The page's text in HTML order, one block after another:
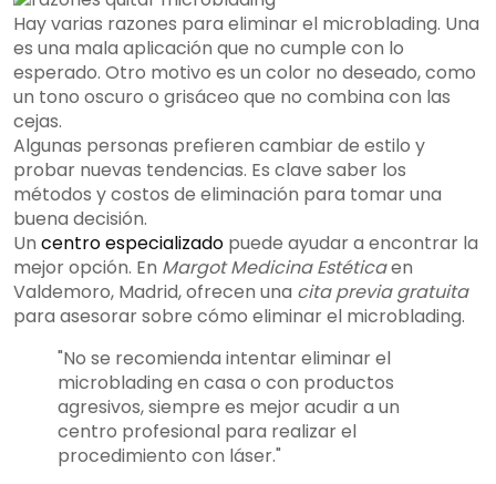
Hay varias razones para eliminar el microblading. Una
es una mala aplicación que no cumple con lo
esperado. Otro motivo es un color no deseado, como
un tono oscuro o grisáceo que no combina con las
cejas.
Algunas personas prefieren cambiar de estilo y
probar nuevas tendencias. Es clave saber los
métodos y costos de eliminación para tomar una
buena decisión.
Un centro especializado puede ayudar a encontrar la
mejor opción. En Margot Medicina Estéticaen
Valdemoro, Madrid, ofrecen una cita previa gratuita
para asesorar sobre cómo eliminar el microblading.
"No se recomienda intentar eliminar el
microblading en casa o con productos
agresivos, siempre es mejor acudir a un
centro profesional para realizar el
procedimiento con láser."